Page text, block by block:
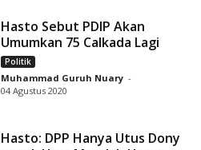
Hasto Sebut PDIP Akan
Umumkan 75 Calkada Lagi
Politik
Muhammad Guruh Nuary -
04 Agustus 2020
Hasto: DPP Hanya Utus Dony